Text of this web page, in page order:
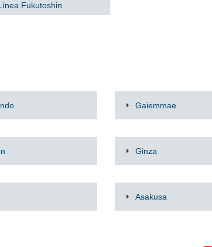
Fukutoshin
Gaiemmae
Ginza
Asakusa